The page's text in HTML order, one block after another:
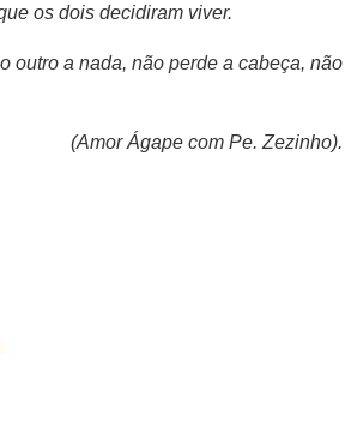
os dois decidiram viver.
outro a nada, não perde a cabeça, não
(Amor Ágape com Pe. Zezinho).